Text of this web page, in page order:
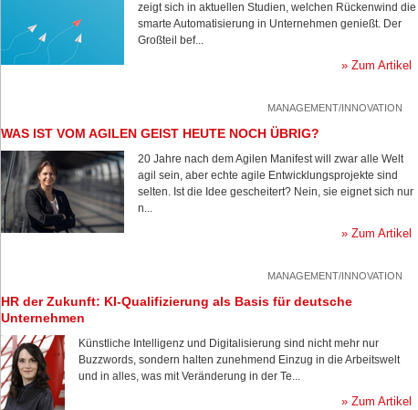
zeigt sich in aktuellen Studien, welchen Rückenwind die
smarte Automatisierung in Unternehmen genießt. Der
Großteil bef...
» Zum Artikel
MANAGEMENT/INNOVATION
WAS IST VOM AGILEN GEIST HEUTE NOCH ÜBRIG?
20 Jahre nach dem Agilen Manifest will zwar alle Welt
agil sein, aber echte agile Entwicklungsprojekte sind
selten. Ist die Idee gescheitert? Nein, sie eignet sich nur
n...
» Zum Artikel
MANAGEMENT/INNOVATION
HR der Zukunft: KI-Qualifizierung als Basis für deutsche
Unternehmen
Künstliche Intelligenz und Digitalisierung sind nicht mehr nur
Buzzwords, sondern halten zunehmend Einzug in die Arbeitswelt
und in alles, was mit Veränderung in der Te...
» Zum Artikel